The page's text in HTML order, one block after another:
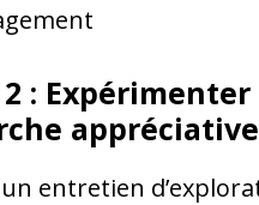
: Expérimenter
appréciative
entretien